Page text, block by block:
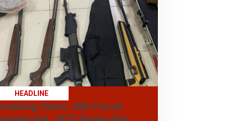
HEADLINE
News: 995 Pucuk
Api, VCD Porno dan